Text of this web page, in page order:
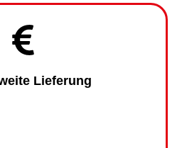
Lieferung